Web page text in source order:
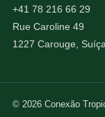
+41 78 216 66 29
Rue Caroline 49
1227 Carouge, Suíça
© 2026 Conexão